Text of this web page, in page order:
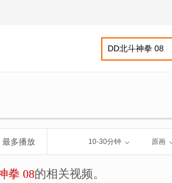
最多播放 10-30分钟 原画
拳 08的相关视频。